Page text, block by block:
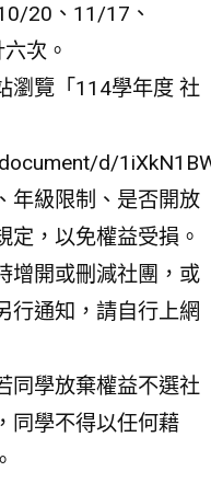
20、11/17、
次。
瀏覽「114學年度 社
d/
年級限制、是否開放
定，以免權益受損。
增開或刪減社團，或
行通知，請自行上網
同學放棄權益不選社
同學不得以任何藉